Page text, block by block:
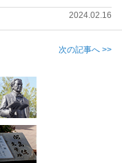
2024.02.16
次の記事へ >>